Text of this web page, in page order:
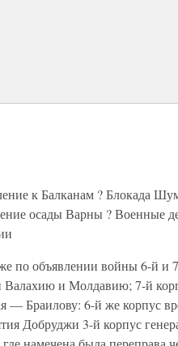
к Балканам ? Блокада
осады Варны ? Военные
по объявлении войны 6-й и
Валахию и Молдавию; 7-й
Браилову: 6-й же корпус
Добруджи 3-й корпус